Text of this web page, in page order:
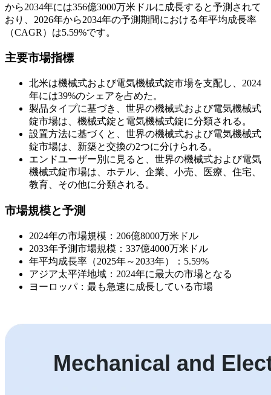
から2034年には356億3000万米ドルに成長すると予測されて
おり、2026年から2034年の予測期間における年平均成長率
（CAGR）は5.59%です。
主要市場指標
北米は機械式および電気機械式錠市場を支配し、2024
年には39%のシェアを占めた。
製品タイプに基づき、世界の機械式および電気機械式
錠市場は、機械式錠と電気機械式錠に分類される。
設置方法に基づくと、世界の機械式および電気機械式
錠市場は、新築と交換の2つに分けられる。
エンドユーザー別に見ると、世界の機械式および電気
機械式錠市場は、ホテル、企業、小売、医療、住宅、
教育、その他に分類される。
市場規模と予測
2024年の市場規模：206億8000万米ドル
2033年予測市場規模：337億4000万米ドル
年平均成長率（2025年～2033年）：5.59%
アジア太平洋地域：2024年に最大の市場となる
ヨーロッパ：最も急速に成長している市場